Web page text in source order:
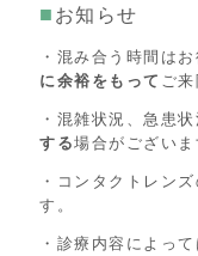
■ お知らせ
・混み合う時間は
に余裕をもって ご
・混雑状況、急患状
する場合がございま
・コンタクトレン
す。
・診療内容によっ